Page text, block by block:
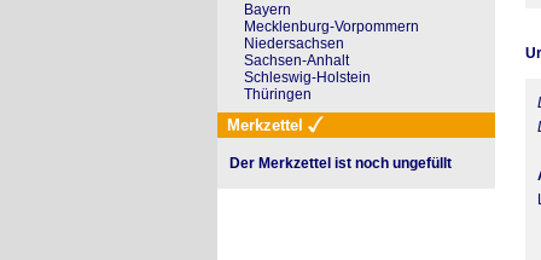
Bayern
Mecklenburg-Vorpommern
Niedersachsen
Sachsen-Anhalt
Schleswig-Holstein
Thüringen
Merkzettel
Der Merkzettel ist noch ungefüllt